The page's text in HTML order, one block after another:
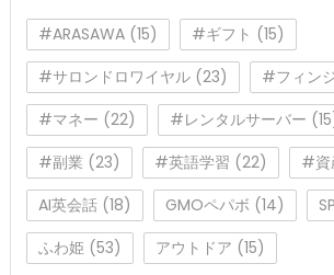
#ARASAWA(15) #ギフト (15)
#サロンドロワイヤル(23) #フィン
#マネー (22) #レンタルサーバー
#副業 (23) #英語学習 (22) #資
AI英会話(18) GMOペパボ (14)
ふわ姫 (53) アウトドア (15)